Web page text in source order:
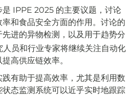
是 IPPE 2025 的主要议题，讨论
和食品安全方面的作用。讨论的
进的异物检测，以及用于趋势分
人员和行业专家将继续关注自动化
高供应链效率。
有助于提高效率，尤其是利用数
态监测系统可以近乎实时地跟踪